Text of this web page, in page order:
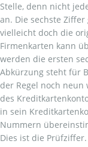
Stelle, denn nicht
an. Die sechste
vielleicht doch die
Firmenkarten kann
werden die ersten
Abkürzung steht für
der Regel noch
des
in sein
Nummern
Dies ist die